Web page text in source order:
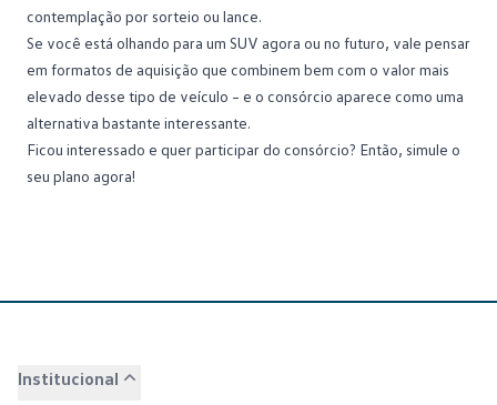
contemplação por sorteio ou lance.
Se você está olhando para um SUV agora ou no futuro, vale pensar
em formatos de aquisição que combinem bem com o valor mais
elevado desse tipo de veículo – e o consórcio aparece como uma
alternativa bastante interessante.
Ficou interessado e quer participar do consórcio? Então, simule o
seu plano agora!
Institucional